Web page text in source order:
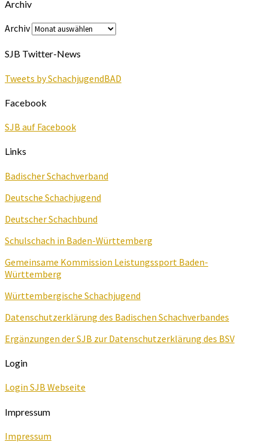
Archiv
Archiv
SJB Twitter-News
Tweets by SchachjugendBAD
Facebook
SJB auf Facebook
Links
Badischer Schachverband
Deutsche Schachjugend
Deutscher Schachbund
Schulschach in Baden-Württemberg
Gemeinsame Kommission Leistungssport Baden-
Württemberg
Württembergische Schachjugend
Datenschutzerklärung des Badischen Schachverbandes
Ergänzungen der SJB zur Datenschutzerklärung des BSV
Login
Login SJB Webseite
Impressum
Impressum